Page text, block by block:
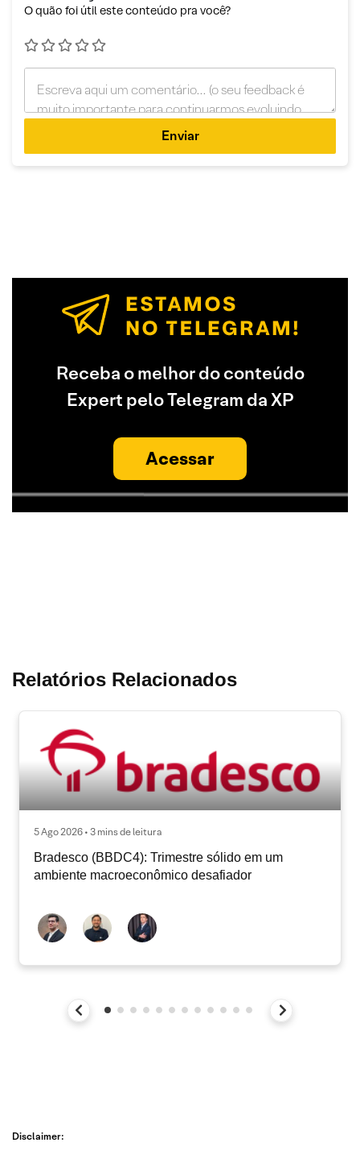
O quão foi útil este conteúdo pra você?
Enviar
Receba o melhor do conteúdo
Expert pelo Telegram da XP
Acessar
Relatórios Relacionados
5 Ago 2026 • 3 mins de leitura
Bradesco (BBDC4): Trimestre sólido em um
ambiente macroeconômico desafiador
Disclaimer: